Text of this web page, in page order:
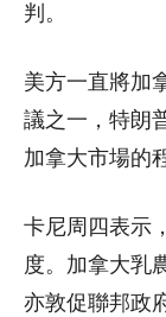
判。
美方一直將加
議之一，特朗
加拿大市場的
卡尼周四表示
度。加拿大乳
亦敦促聯邦政